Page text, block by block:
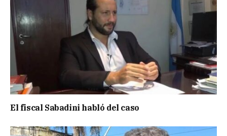
El fiscal Sabadini habló del caso